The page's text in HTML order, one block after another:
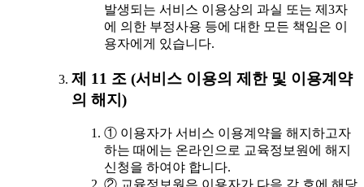
발생되는 서비스 이용상의 과실 또는 제3자
에 의한 부정사용 등에 대한 모든 책임은 이
용자에게 있습니다.
제 11 조 (서비스 이용의 제한 및 이용계약
의 해지)
① 이용자가 서비스 이용계약을 해지하고자
하는 때에는 온라인으로 교육정보원에 해지
신청을 하여야 합니다.